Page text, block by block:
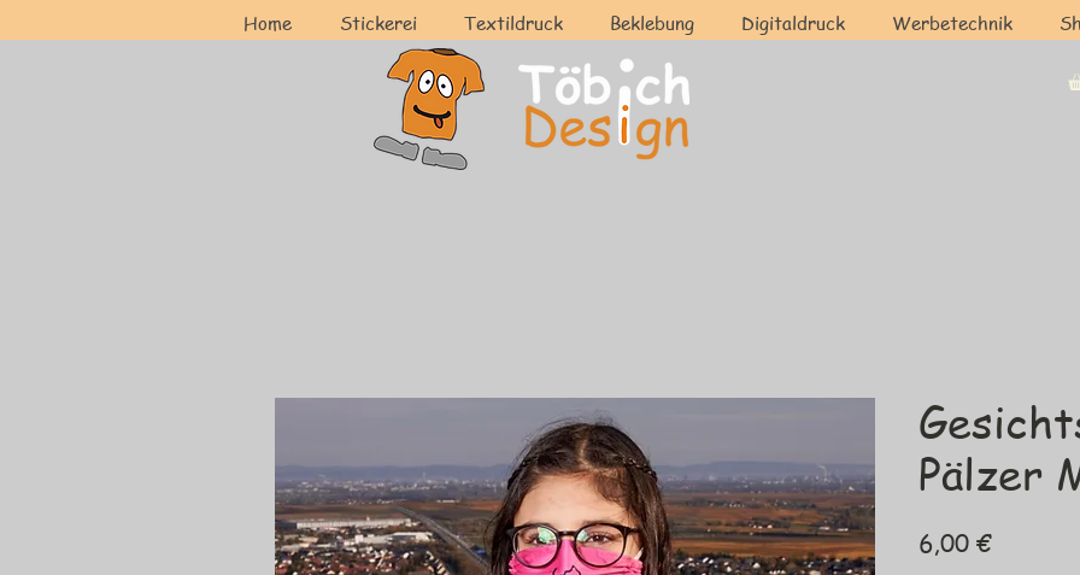
Home Stickerei Textildruck Beklebung Digitaldruck Werbetechnik
Pälzer
6,00 €Preis